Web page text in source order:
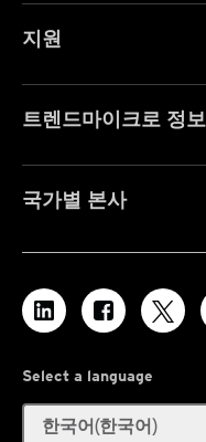
지원
트렌드마이크로 정보
국가별 본사
Select a language
한국어(한국어)